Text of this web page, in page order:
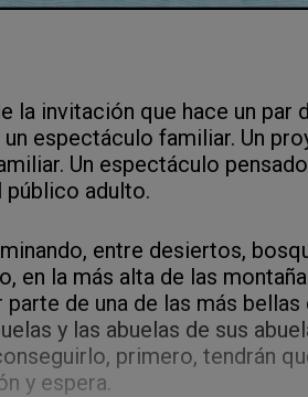
la invitación que hace un
espectáculo familiar. Un
Un espectáculo
público adulto.
entre desiertos,
en la más alta de las
de una de las más
y las abuelas de sus
primero, tendrán
y espera.